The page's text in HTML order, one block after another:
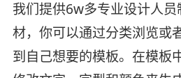
我们提供6w多专业设计人
材，你可以通过分类浏览或
到自己想要的模板。在模板